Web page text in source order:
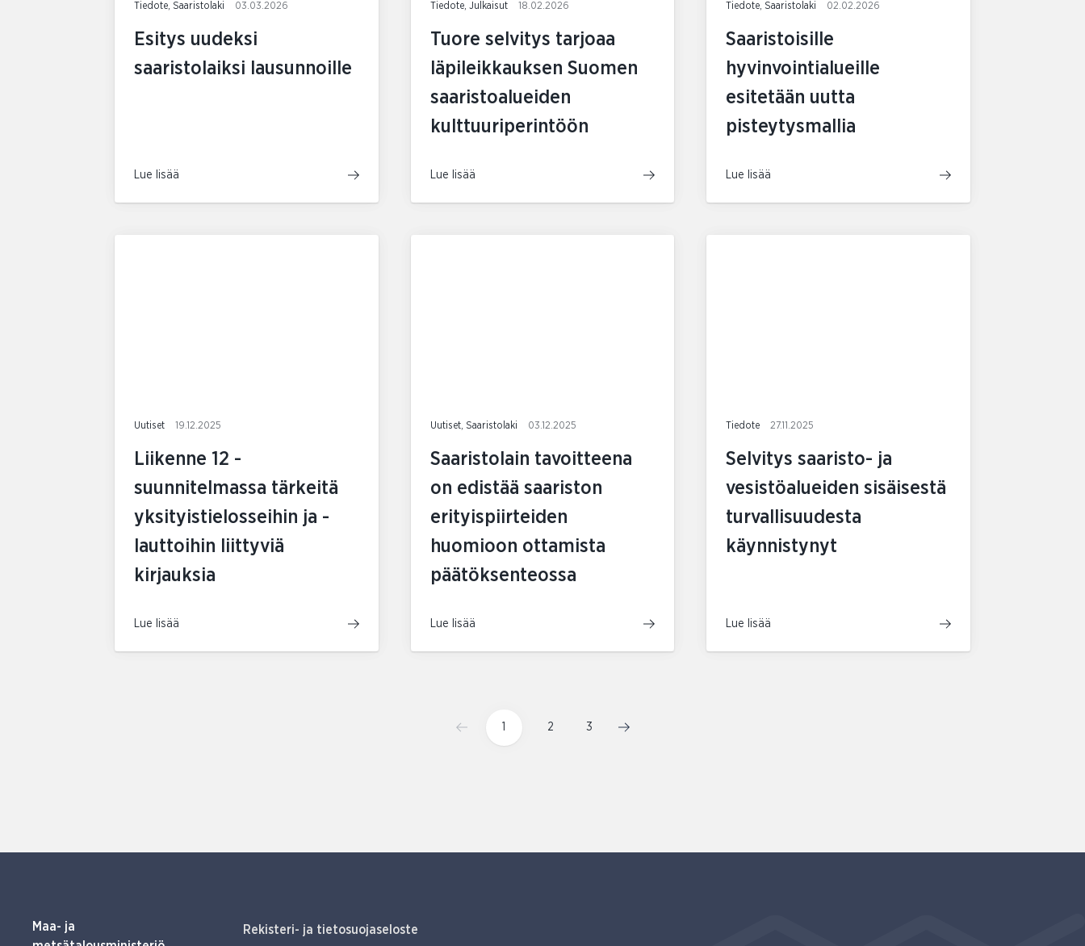
Tiedote, Saaristolaki 03.03.2026
Esitys uudeksi
saaristolaiksi lausunnoille
Lue lisää
Tiedote, Julkaisut 18.02.2026
Tuore selvitys tarjoaa
läpileikkauksen Suomen
saaristoalueiden
kulttuuriperintöön
Lue lisää
Tiedote, Saaristolaki 02.02.2026
Saaristoisille
hyvinvointialueille
esitetään uutta
pisteytysmallia
Lue lisää
Uutiset 19.12.2025
Liikenne 12 -
suunnitelmassa tärkeitä
yksityistielosseihin ja -
lauttoihin liittyviä
kirjauksia
Lue lisää
Uutiset, Saaristolaki 03.12.2025
Saaristolain tavoitteena
on edistää saariston
erityispiirteiden
huomioon ottamista
päätöksenteossa
Lue lisää
Tiedote 27.11.2025
Selvitys saaristo- ja
vesistöalueiden sisäisestä
turvallisuudesta
käynnistynyt
Lue lisää
2 3
Maa- ja
Rekisteri- ja tietosuojaseloste